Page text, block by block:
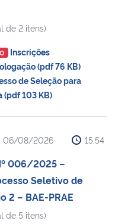
de 2 itens)
Inscrições
(pdf 76 KB)
de Seleção para
(pdf 103 KB)
06/08/2026 15:54
006/2025 –
Seletivo de
2 – BAE-PRAE
de 5 itens)